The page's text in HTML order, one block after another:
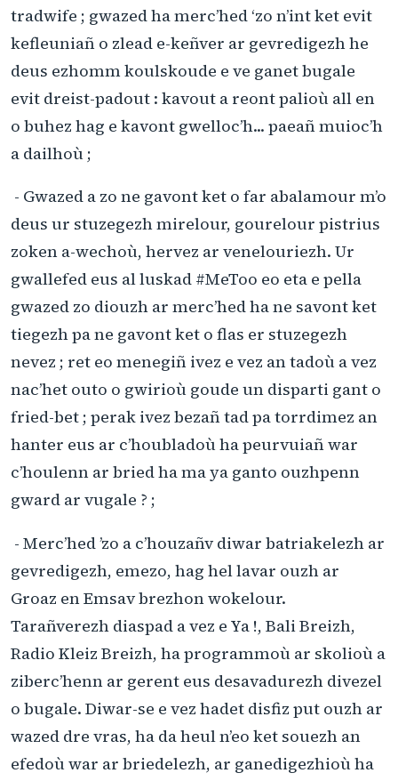
tradwife ; gwazed ha merc’hed ‘zo n’int ket evit
kefleuniañ o zlead e-keñver ar gevredigezh he
deus ezhomm koulskoude e ve ganet bugale
evit dreist-padout : kavout a reont palioù all en
o buhez hag e kavont gwelloc’h... paeañ muioc’h
a dailhoù ;
- Gwazed a zo ne gavont ket o far abalamour m’o
deus ur stuzegezh mirelour, gourelour pistrius
zoken a-wechoù, hervez ar venelouriezh. Ur
gwallefed eus al luskad #MeToo eo eta e pella
gwazed zo diouzh ar merc’hed ha ne savont ket
tiegezh pa ne gavont ket o flas er stuzegezh
nevez ; ret eo menegiñ ivez e vez an tadoù a vez
nac’het outo o gwirioù goude un disparti gant o
fried-bet ; perak ivez bezañ tad pa torrdimez an
hanter eus ar c’houbladoù ha peurvuiañ war
c’houlenn ar bried ha ma ya ganto ouzhpenn
gward ar vugale ? ;
- Merc’hed ’zo a c’houzañv diwar batriakelezh ar
gevredigezh, emezo, hag hel lavar ouzh ar
Groaz en Emsav brezhon wokelour.
Tarañverezh diaspad a vez e Ya !, Bali Breizh,
Radio Kleiz Breizh, ha programmoù ar skolioù a
ziberc’henn ar gerent eus desavadurezh divezel
o bugale. Diwar-se e vez hadet disfiz put ouzh ar
wazed dre vras, ha da heul n’eo ket souezh an
efedoù war ar briedelezh, ar ganedigezhioù ha